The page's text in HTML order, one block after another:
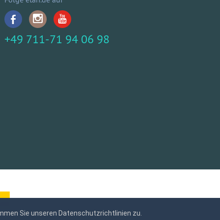
+49 711-71 94 06 98
Sie unseren Datenschutzrichtlinien zu.